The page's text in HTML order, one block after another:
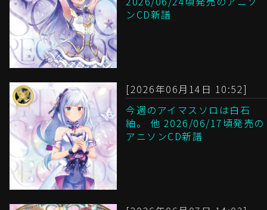
ンCD新譜
[2026年06月14日 10:52]
今週のアイマスソロは白石
紬。 他 2026/06/17頃発売の
アニソンCD新譜